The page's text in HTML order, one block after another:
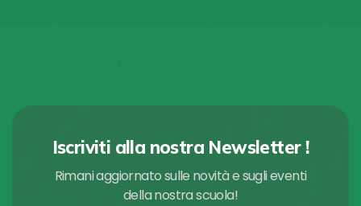
Iscriviti alla nostra Newsletter !
Rimani aggiornato sulle novità e sugli eventi
della nostra scuola!